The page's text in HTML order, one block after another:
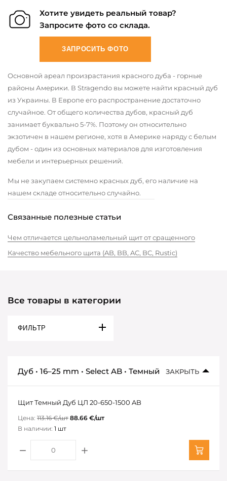
Хотите увидеть реальный товар?
Запросите фото со склада.
ЗАПРОСИТЬ ФОТО
Основной ареал произрастания красного дуба - горные
районы Америки. В Stragendo вы можете найти красный дуб
из Украины. В Европе его распространение достаточно
случайное. От общего количества дубов, красный дуб
занимает буквально 5-7%. Поэтому он относительно
экзотичен в нашем регионе, хотя в Америке наряду с белым
дубом - один из основных материалов для изготовления
мебели и интерьерных решений.
Мы не закупаем системно красных дуб, его наличие на
нашем складе относительно случайно.
Связанные полезные статьи
Чем отличается цельноламельный щит от сращенного
Качество мебельного щита (AB, BB, AC, BC, Rustic)
Все товары в категории
ФИЛЬТР
Дуб • 16–25 mm • Select AB • Темный ЗАКРЫТЬ
Щит Темный Дуб ЦЛ 20-650-1500 AB
Цена: 113.16 €/шт 88.66 €/шт
В наличии: 1 шт